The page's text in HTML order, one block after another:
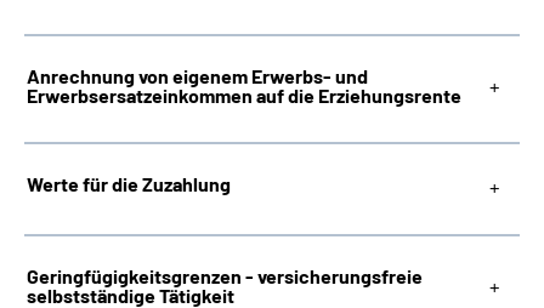
Anrechnung von eigenem Erwerbs- und
Erwerbsersatzeinkommen auf die Erziehungsrente
Werte für die Zuzahlung
Geringfügigkeitsgrenzen - versicherungsfreie
selbstständige Tätigkeit